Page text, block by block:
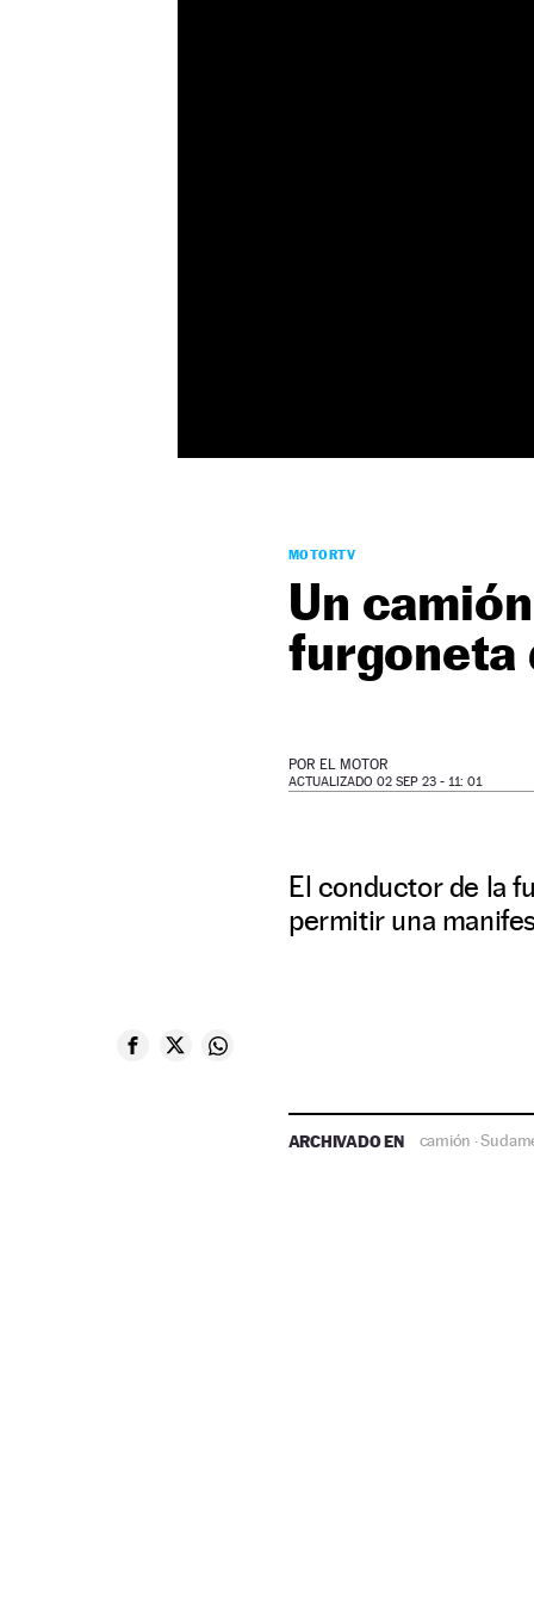
MOTORTV
Un
furgoneta
POR EL MOTOR
ACTUALIZADO 02 SEP 23 - 11: 01
El conductor de la
permitir una
ARCHIVADO EN camión ·